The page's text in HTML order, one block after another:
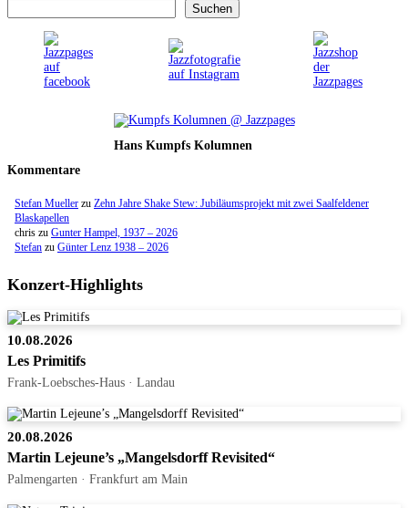
Suchen
Hans Kumpfs Kolumnen
Kommentare
Stefan Mueller zu Zehn Jahre Shake Stew: Jubiläumsprojekt mit zwei Saalfeldener
Blaskapellen
chris zu Gunter Hampel, 1937 – 2026
Stefan zu Günter Lenz 1938 – 2026
Konzert-Highlights
10.08.2026
Les Primitifs
Frank-Loebsches-Haus · Landau
20.08.2026
Martin Lejeune’s „Mangelsdorff Revisited“
Palmengarten · Frankfurt am Main